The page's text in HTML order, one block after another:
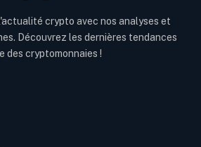
crypto avec nos analyses et
Découvrez les dernières tendances
des cryptomonnaies !